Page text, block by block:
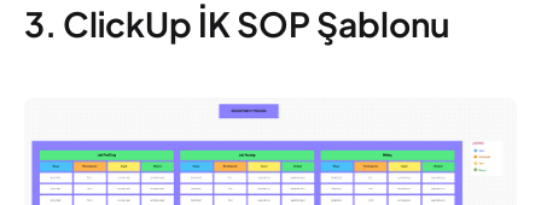
3. ClickUp İK SOP Şablonu